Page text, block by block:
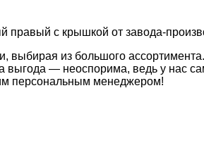
правый с крышкой от завода-
выбирая из большого
— неоспорима, ведь у нас
персональным менеджером!